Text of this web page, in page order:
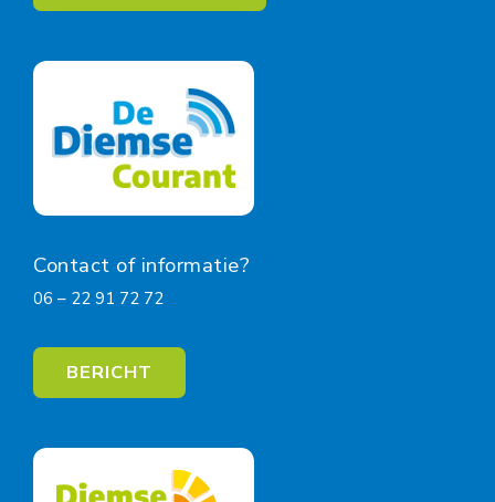
Contact of informatie?
06 – 22 91 72 72
BERICHT